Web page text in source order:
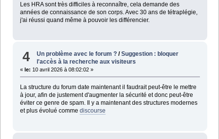
Les HRA sont très difficiles à reconnaître, cela demande des
années de connaissance de son corps. Avec 30 ans de tétraplégie,
j'ai réussi quand même à pouvoir les différencier.
4 Un problème avec le forum ? /Suggestion : bloquer
l'accès à la recherche aux visiteurs
« le: 10 avril 2026 à 08:02:02 »
La structure du forum date maintenant il faudrait peut-être le mettre
à jour, afin de justement d'augmenter la sécurité et donc peut-être
éviter ce genre de spam. Il y a maintenant des structures modernes
et plus évolué comme discourse